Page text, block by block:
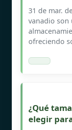
31 de mar.
vanadio son
ofreciendo
¿Qué
elegir